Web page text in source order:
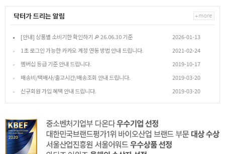
닥터가 드리는 알림
[안내] 상품별 소비기한 확인하기 🔎 26.06.30 기준
2026-01-13
1초 로그인 가능한 카카오 계정 연동 방법 안내 드립니다.
2021-02-24
멤버십 등급 기준 안내 드립니다.
2019-10-17
배송비/택배사/출고시간/배송조회 안내 드립니다.
2019-03-20
신규회원 가입 혜택 안내 드립니다.
2019-03-20